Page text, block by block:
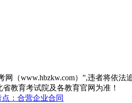
（www.hbzkw.com）”,违者将依法
教育考试院及各教育官网为准！
：合营企业合同